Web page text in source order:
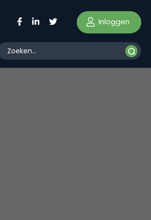
Inloggen